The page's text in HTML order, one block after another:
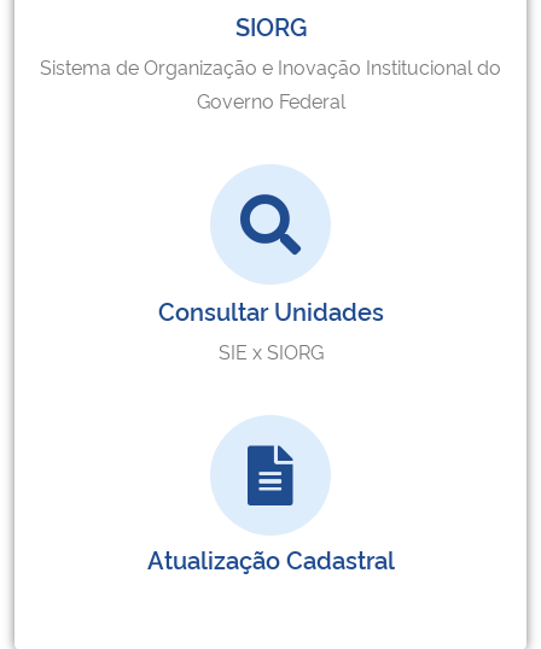
SIORG
Sistema de Organização e Inovação Institucional do
Governo Federal
Consultar Unidades
SIE x SIORG
Atualização Cadastral